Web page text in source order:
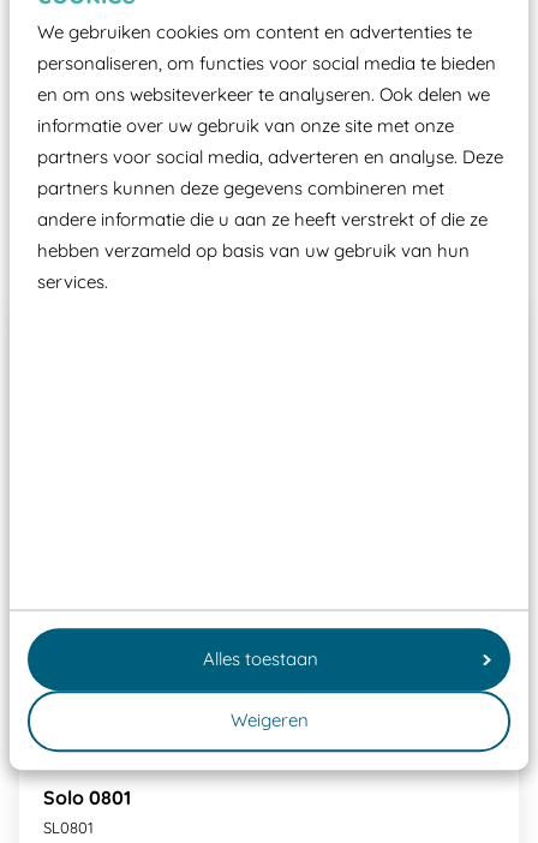
We gebruiken cookies om content en advertenties te
personaliseren, om functies voor social media te bieden
en om ons websiteverkeer te analyseren. Ook delen we
informatie over uw gebruik van onze site met onze
partners voor social media, adverteren en analyse. Deze
partners kunnen deze gegevens combineren met
andere informatie die u aan ze heeft verstrekt of die ze
hebben verzameld op basis van uw gebruik van hun
services.
Alles toestaan
Weigeren
certificering, uitgegeven door een Nederlands
aangewezen keuringsinstantie?
Wij ook speeltoestellen kunnen laten keuren zodat
ze toch binnen het Warenwetbesluit Attractie- en
Speeltoestellen vallen?
Past er goed bij
Solo 0801
SL0801